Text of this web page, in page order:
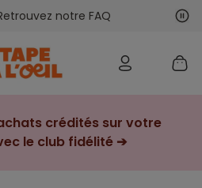
notre FAQ
crédités sur votre
le club fidélité ➔